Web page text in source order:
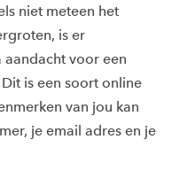
niet meteen het
is er
voor een
is een soort online
van jou kan
je email adres en je